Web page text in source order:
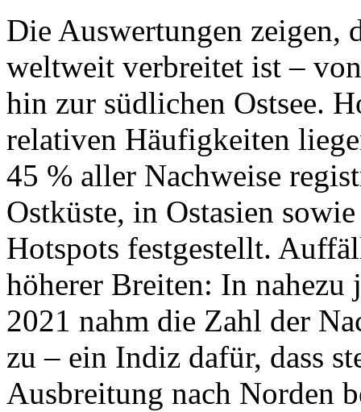
Die Auswertungen zeigen,
weltweit verbreitet ist –
hin zur südlichen Ostsee.
relativen Häufigkeiten
45 % aller Nachweise
Ostküste, in Ostasien
Hotspots festgestellt.
höherer Breiten: In nahezu
2021 nahm die Zahl der
zu – ein Indiz dafür, dass
Ausbreitung nach Norden